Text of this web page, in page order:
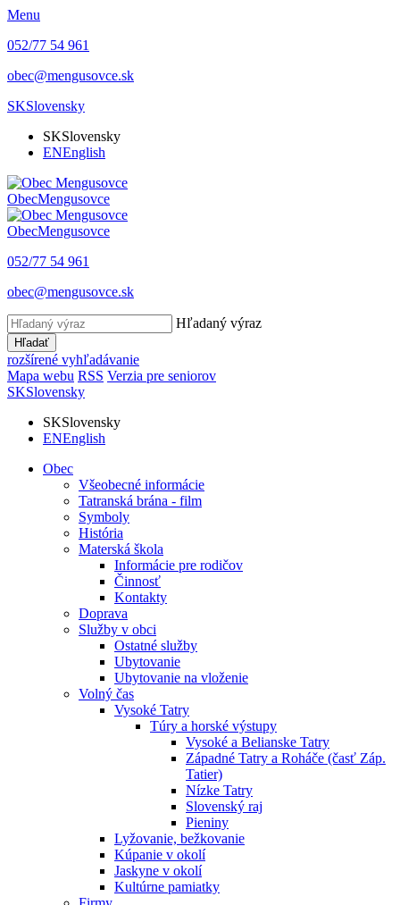
Menu
052/77 54 961
obec@mengusovce.sk
SKSlovensky
SKSlovensky
ENEnglish
ObecMengusovce
ObecMengusovce
052/77 54 961
obec@mengusovce.sk
Hľadaný výraz
Hľadať
rozšírené vyhľadávanie
Mapa webu RSS Verzia pre seniorov
SKSlovensky
SKSlovensky
ENEnglish
Obec
Všeobecné informácie
Tatranská brána - film
Symboly
História
Materská škola
Informácie pre rodičov
Činnosť
Kontakty
Doprava
Služby v obci
Ostatné služby
Ubytovanie
Ubytovanie na vloženie
Volný čas
Vysoké Tatry
Túry a horské výstupy
Vysoké a Belianske Tatry
Západné Tatry a Roháče (časť Záp.
Tatier)
Nízke Tatry
Slovenský raj
Pieniny
Lyžovanie, bežkovanie
Kúpanie v okolí
Jaskyne v okolí
Kultúrne pamiatky